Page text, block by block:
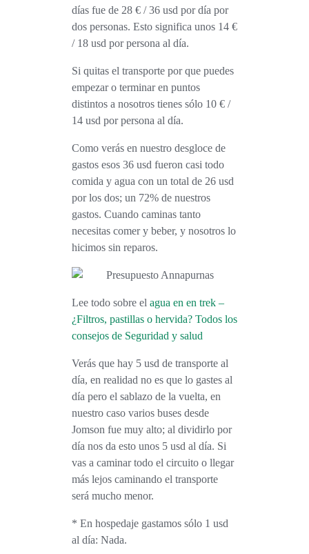
días fue de 28 € / 36 usd por día por
dos personas. Esto significa unos 14 €
/ 18 usd por persona al día.
Si quitas el transporte por que puedes
empezar o terminar en puntos
distintos a nosotros tienes sólo 10 € /
14 usd por persona al día.
Como verás en nuestro desgloce de
gastos esos 36 usd fueron casi todo
comida y agua con un total de 26 usd
por los dos; un 72% de nuestros
gastos. Cuando caminas tanto
necesitas comer y beber, y nosotros lo
hicimos sin reparos.
Lee todo sobre el agua en en trek –
¿Filtros, pastillas o hervida? Todos los
consejos de Seguridad y salud
Verás que hay 5 usd de transporte al
día, en realidad no es que lo gastes al
día pero el sablazo de la vuelta, en
nuestro caso varios buses desde
Jomson fue muy alto; al dividirlo por
día nos da esto unos 5 usd al día. Si
vas a caminar todo el circuito o llegar
más lejos caminando el transporte
será mucho menor.
* En hospedaje gastamos sólo 1 usd
al día: Nada.